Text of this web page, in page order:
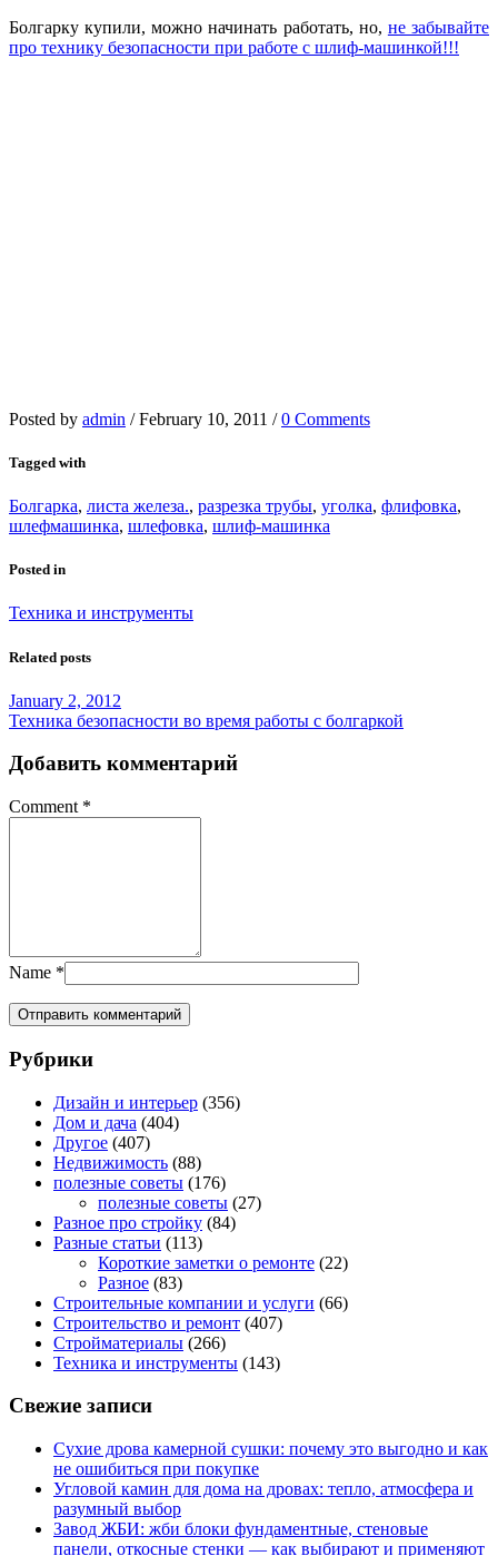
Болгарку купили, можно начинать работать, но, не забывайте
про технику безопасности при работе с шлиф-машинкой!!!
Posted by admin / February 10, 2011 / 0 Comments
Tagged with
Болгарка, листа железа., разрезка трубы, уголка, флифовка,
шлефмашинка, шлефовка, шлиф-машинка
Posted in
Техника и инструменты
Related posts
January 2, 2012
Техника безопасности во время работы с болгаркой
Добавить комментарий
Comment *
Name *
Рубрики
Дизайн и интерьер (356)
Дом и дача (404)
Другое (407)
Недвижимость (88)
полезные советы (176)
полезные советы (27)
Разное про стройку (84)
Разные статьи (113)
Короткие заметки о ремонте (22)
Разное (83)
Строительные компании и услуги (66)
Строительство и ремонт (407)
Стройматериалы (266)
Техника и инструменты (143)
Свежие записи
Сухие дрова камерной сушки: почему это выгодно и как
не ошибиться при покупке
Угловой камин для дома на дровах: тепло, атмосфера и
разумный выбор
Завод ЖБИ: жби блоки фундаментные, стеновые
панели, откосные стенки — как выбирают и применяют